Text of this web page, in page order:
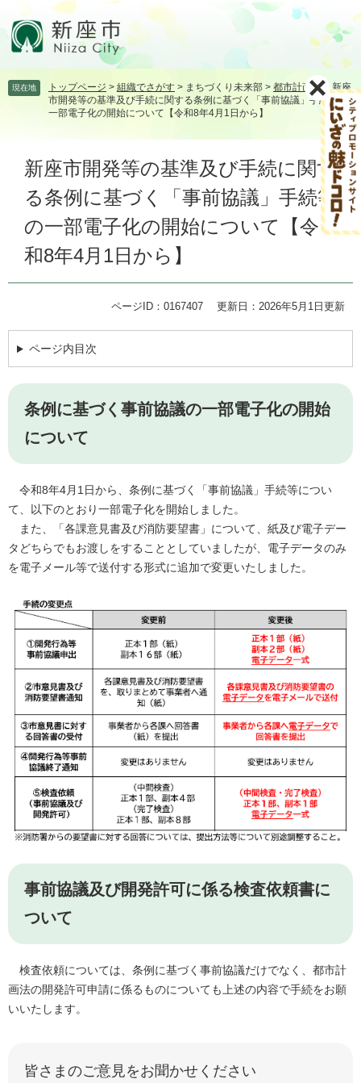
頭飛 現在地 トップページ > 組織でさがす > まちづくり未来部 > 都市計画課 >新座
市開発等の基準及び手続に関する条例に基づく「事前協議」手続等の
一部電子化の開始について【令和8年4月1日から】
新座市開発等の基準及び手続に関す
る条例に基づく「事前協議」手続等
の一部電子化の開始について【令
和8年4月1日から】
ページID：0167407 更新日：2026年5月1日更新
ページ内目次
条例に基づく事前協議の一部電子化の開始
について
令和8年4月1日から、条例に基づく「事前協議」手続等につい
て、以下のとおり一部電子化を開始しました。
また、「各課意見書及び消防要望書」について、紙及び電子デー
タどちらでもお渡しをすることとしていましたが、電子データのみ
を電子メール等で送付する形式に追加で変更いたしました。
事前協議及び開発許可に係る検査依頼書に
ついて
検査依頼については、条例に基づく事前協議だけでなく、都市計
画法の開発許可申請に係るものについても上述の内容で手続をお願
いいたします。
皆さまのご意見をお聞かせください